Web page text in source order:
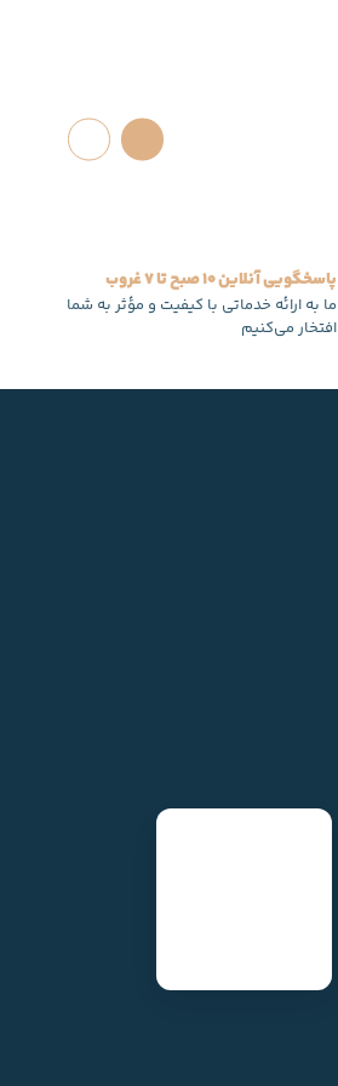
پاسخگویی آنلاین 10 صبح تا 7 غروب
ما به ارائه خدماتی با کیفیت و مؤثر به شما
افتخار می‌کنیم